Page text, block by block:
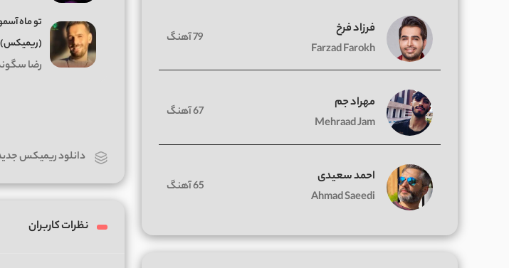
تو ماه
(ریمیکس)
رضا
دانلود ریمیکس
نظرات کاربران
فرزاد فرخ
Farzad Farokh
79 آهنگ
مهراد جم
Mehraad Jam
67 آهنگ
احمد سعیدی
Ahmad Saeedi
65 آهنگ